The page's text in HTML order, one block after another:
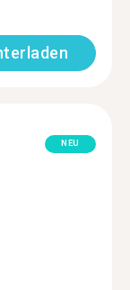
NEU